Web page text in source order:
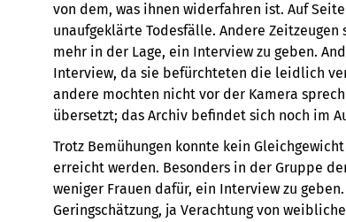
von dem, was ihnen widerfahren ist. Auf
unaufgeklärte Todesfälle. Andere
mehr in der Lage, ein Interview zu geben.
Interview, da sie befürchteten die leidlich
andere mochten nicht vor der Kamera
übersetzt; das Archiv befindet sich noch im
Trotz Bemühungen konnte kein
erreicht werden. Besonders in der Gruppe
weniger Frauen dafür, ein Interview zu
Geringschätzung, ja Verachtung von